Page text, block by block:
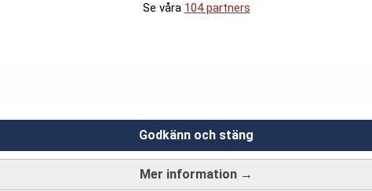
Se våra 104 partners
Mer information →
Godkänn och stäng